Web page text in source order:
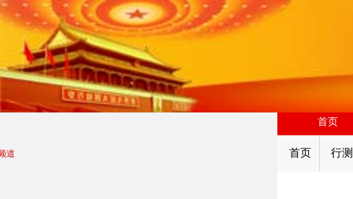
首页
首页 行
道